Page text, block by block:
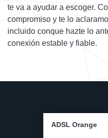
te va a ayudar a escoger.
compromiso y te lo
incluido conque hazte lo
conexión estable y fiable.
ADSL Orange